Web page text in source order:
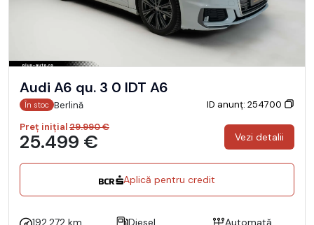
Audi A6 qu. 3 0 IDT A6
În stoc Berlină
ID anunț: 254700
Preț inițial29.990 €
25.499 € Vezi detalii
Aplică pentru credit